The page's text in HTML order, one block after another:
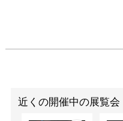
近くの開催中の展覧会